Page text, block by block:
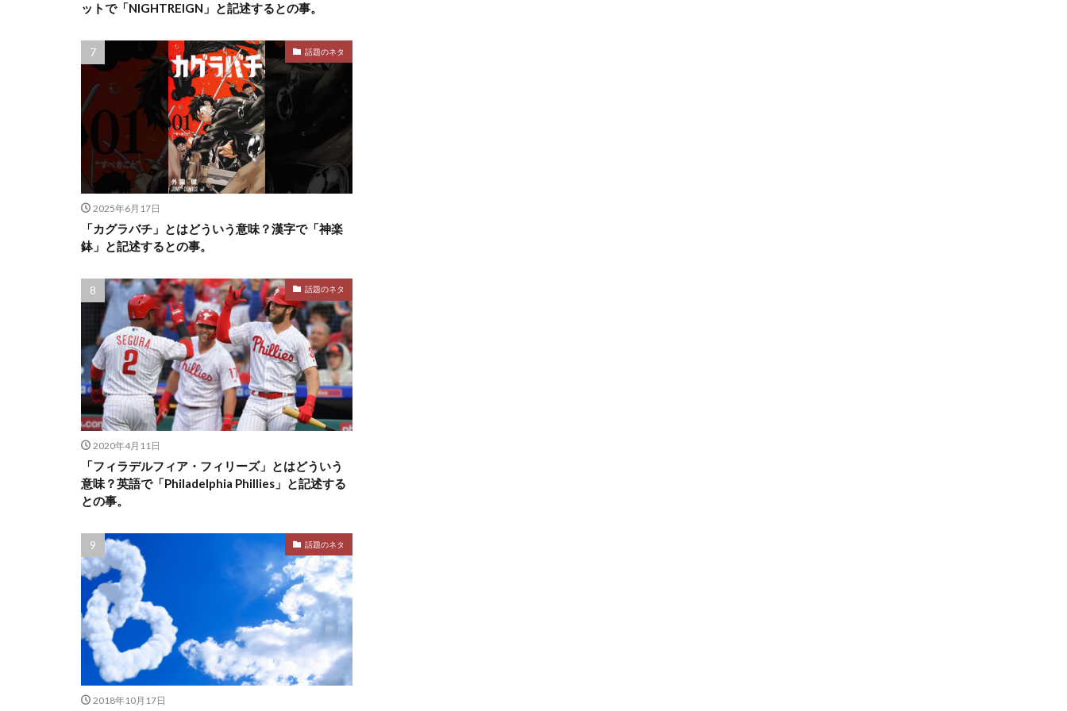
ットで「NIGHTREIGN」と記述するとの事。
話題のネタ
2025年6月17日
「カグラバチ」とはどういう意味？漢字で「神楽
鉢」と記述するとの事。
話題のネタ
2020年4月11日
「フィラデルフィア・フィリーズ」とはどういう
意味？英語で「Philadelphia Phillies」と記述する
との事。
話題のネタ
2018年10月17日